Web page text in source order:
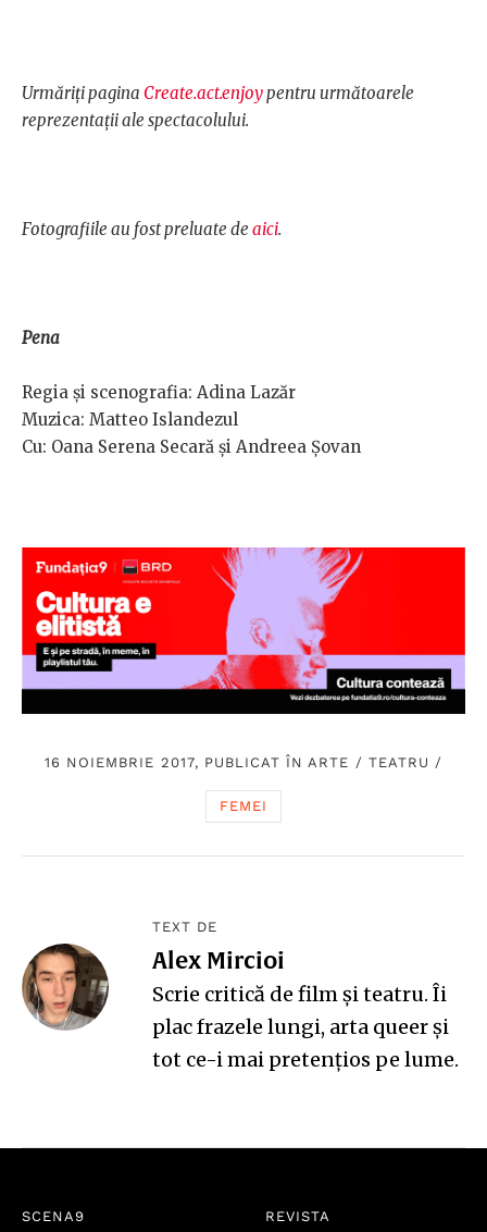
Urmăriţi pagina Create.act.enjoypentru următoarele
reprezentaţii ale spectacolului.
Fotografiile au fost preluate de aici.
Pena
Regia și scenografia: Adina Lazăr
Muzica: Matteo Islandezul
Cu: Oana Serena Secară și Andreea Șovan
16 NOIEMBRIE 2017, PUBLICAT ÎNARTE / TEATRU /
FEMEI
TEXT DE
Alex Mircioi
Scrie critică de film şi teatru. Îi
plac frazele lungi, arta queer şi
tot ce-i mai pretenţios pe lume.
SCENA9 REVISTA